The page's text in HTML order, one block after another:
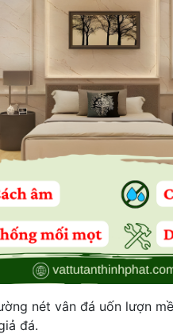
nét vân đá uốn lượn
đá.